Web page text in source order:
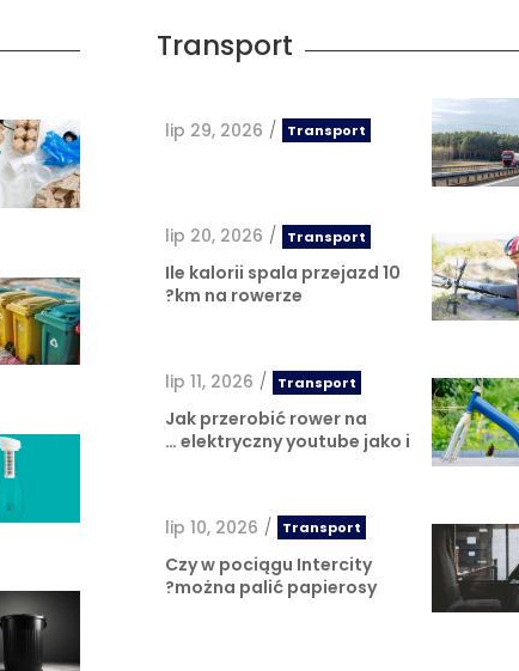
Transport
Transport
/
lip 29, 2026
Transport
/
lip 20, 2026
Ile kalorii spala przejazd 10
km na rowerze?
Transport
/
lip 11, 2026
Jak przerobić rower na
elektryczny youtube jako i …
Transport
/
lip 10, 2026
Czy w pociągu Intercity
można palić papierosy?